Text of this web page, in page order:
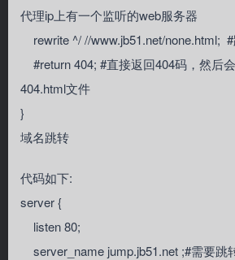
代理ip上有一个监听的web服务器
rewrite ^/ //www.jb51.net/none.html;
#return 404; #直接返回404码，然后
404.html文件
}
域名跳转
代码如下:
server {
listen 80;
server_name jump.jb51.net ;#需要跳